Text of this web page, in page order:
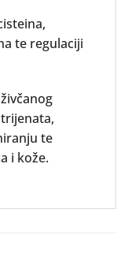
te regulaciji
te
i kože.